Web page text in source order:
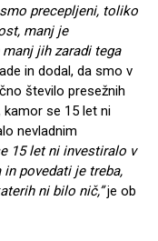
precepljeni, toliko
manj je
jih zaradi tega
in dodal, da smo v
število presežnih
se 15 let ni
nevladnim
15 let ni investiralo v
povedati je treba,
ni bilo nič,”je ob